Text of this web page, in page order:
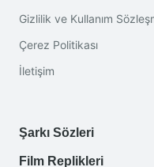
Gizlilik ve Kullanım
Çerez Politikası
İletişim
Şarkı Sözleri
Film Replikleri